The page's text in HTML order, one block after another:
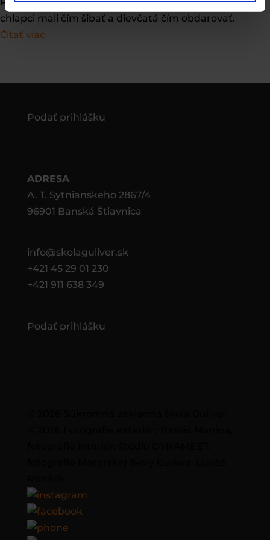
chlapci mali čím šibať a dievčatá čím obdarovať.
Čítať viac
Podať prihlášku
ADRESA
A. T. Sytnianskeho 2867/4
96901 Banská Štiavnica
info@skolaguliver.sk
+421 45 29 01 230
+421 911 638 349
Podať prihlášku